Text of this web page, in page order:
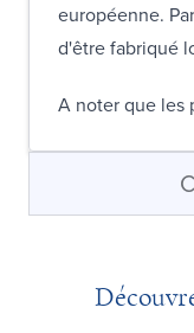
européenne.
d'être fabriqué
A noter que les